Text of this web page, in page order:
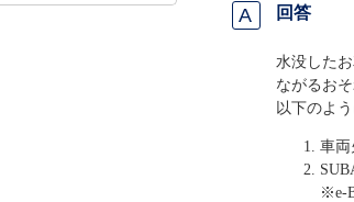
回答
水没した
ながるおそ
以下のよ
車両
※e-